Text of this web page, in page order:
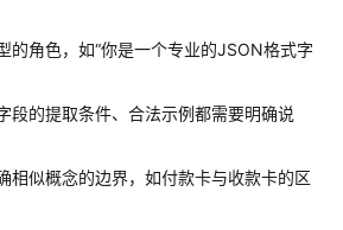
的角色，如“你是一个专业的JSON格式字
段的提取条件、合法示例都需要明确说
相似概念的边界，如付款卡与收款卡的区